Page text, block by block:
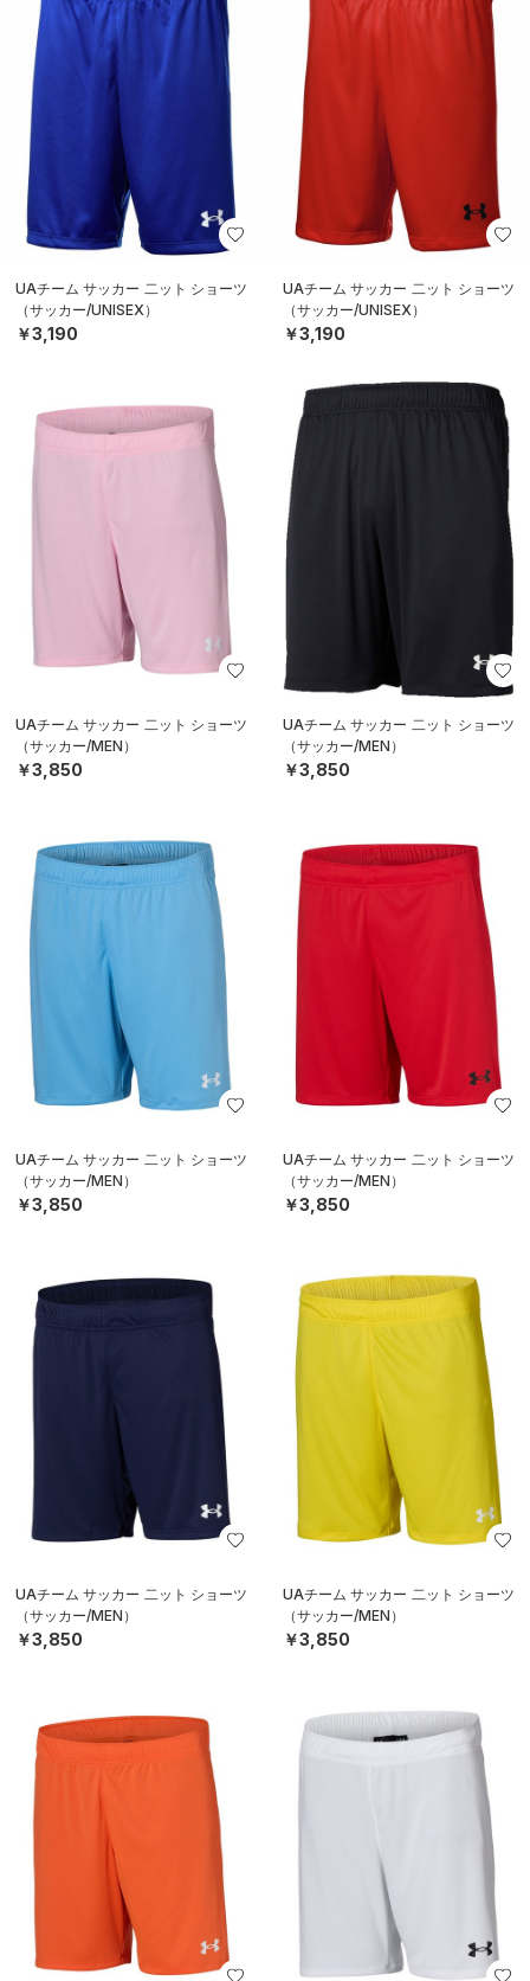
UAチーム サッカー 二ット ショーツ
（サッカー/UNISEX）
￥3,190
UAチーム サッカー 二ット ショーツ
（サッカー/UNISEX）
￥3,190
UAチーム サッカー 二ット ショーツ
（サッカー/MEN）
￥3,850
UAチーム サッカー 二ット ショーツ
（サッカー/MEN）
￥3,850
UAチーム サッカー 二ット ショーツ
（サッカー/MEN）
￥3,850
UAチーム サッカー 二ット ショーツ
（サッカー/MEN）
￥3,850
UAチーム サッカー 二ット ショーツ
（サッカー/MEN）
￥3,850
UAチーム サッカー 二ット ショーツ
（サッカー/MEN）
￥3,850